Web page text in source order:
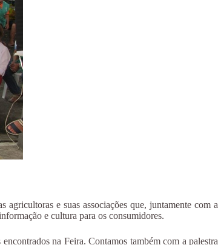
e suas associações que, juntamente com a
e cultura para os consumidores.
na Feira. Contamos também com a palestra